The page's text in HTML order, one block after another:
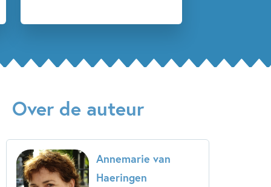
Over de auteur
Annemarie van
Haeringen